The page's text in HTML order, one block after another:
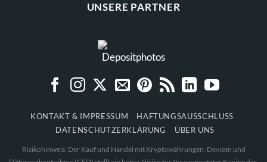
UNSERE PARTNER
KONTAKT & IMPRESSUM
HAFTUNGSAUSSCHLUSS
DATENSCHUTZERKLÄRUNG
ÜBER UNS
Risikohinweis: Der Kauf und Handel mit Kryptowährungen, Devisen und